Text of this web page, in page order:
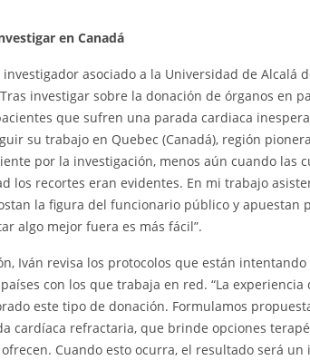
en Canadá
asociado a la Universidad de Alcalá
investigar sobre la donación de órganos en
que sufren una parada cardiaca
su trabajo en Quebec (Canadá), región
por la investigación, menos aún cuando las
los recortes eran evidentes. En mi trabajo
la figura del funcionario público y apuestan
algo mejor fuera es más fácil”.
Iván revisa los protocolos que están
con los que trabaja en red. “La
este tipo de donación. Formulamos
cardíaca refractaria, que brinde opciones
Cuando esto ocurra, el resultado será